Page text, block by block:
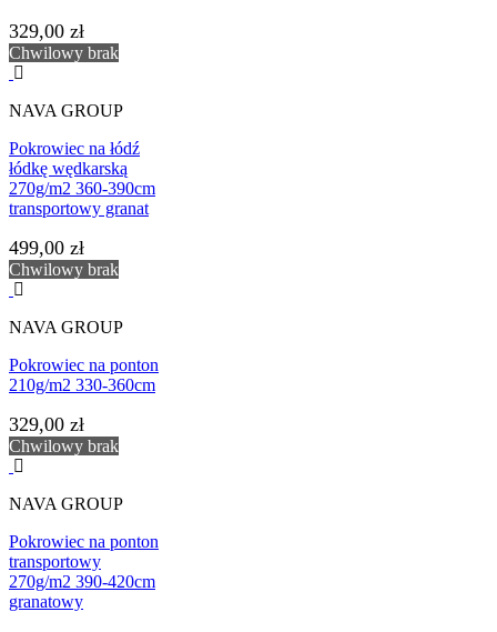
329,00 zł
Chwilowy brak
NAVA GROUP
Pokrowiec na łódź
łódkę wędkarską
270g/m2 360-390cm
transportowy granat
499,00 zł
Chwilowy brak
NAVA GROUP
Pokrowiec na ponton
210g/m2 330-360cm
329,00 zł
Chwilowy brak
NAVA GROUP
Pokrowiec na ponton
transportowy
270g/m2 390-420cm
granatowy